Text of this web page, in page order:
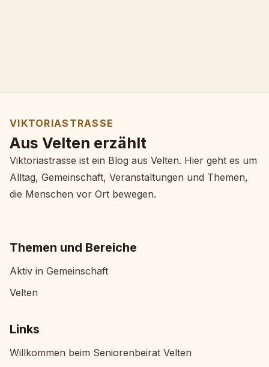
VIKTORIASTRASSE
Aus Velten erzählt
Viktoriastrasse ist ein Blog aus Velten. Hier geht es um
Alltag, Gemeinschaft, Veranstaltungen und Themen,
die Menschen vor Ort bewegen.
Themen und Bereiche
Aktiv in Gemeinschaft
Velten
Links
Willkommen beim Seniorenbeirat Velten